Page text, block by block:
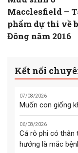
Macclesfield –
phẩm dự thi về
Đông năm 2016
Kết nối
07/08/2026
Muốn con giống
06/08/2026
Cá rô phi có thân
hướng là mắc